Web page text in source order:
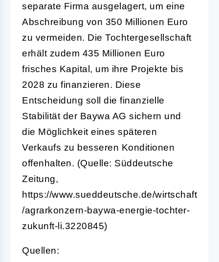
separate Firma ausgelagert, um eine
Abschreibung von 350 Millionen Euro
zu vermeiden. Die Tochtergesellschaft
erhält zudem 435 Millionen Euro
frisches Kapital, um ihre Projekte bis
2028 zu finanzieren. Diese
Entscheidung soll die finanzielle
Stabilität der Baywa AG sichern und
die Möglichkeit eines späteren
Verkaufs zu besseren Konditionen
offenhalten. (Quelle: Süddeutsche
Zeitung,
https://www.sueddeutsche.de/wirtschaft
/agrarkonzern-baywa-energie-tochter-
zukunft-li.3220845)
Quellen: